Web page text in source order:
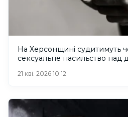
На Херсонщині судитимуть
сексуальне насильство над
21 кві. 2026 10:12